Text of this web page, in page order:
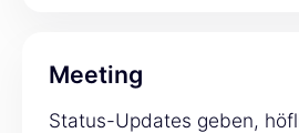
Meeting
Status-Updates geben,